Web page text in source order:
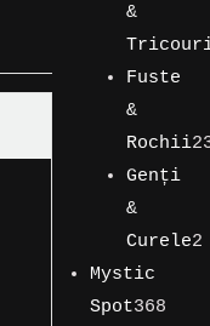
&
12
produse
Fuste
&
Rochii
23
de
produse
Genți
&
Curele2
2
produse
Mystic
Spot368368